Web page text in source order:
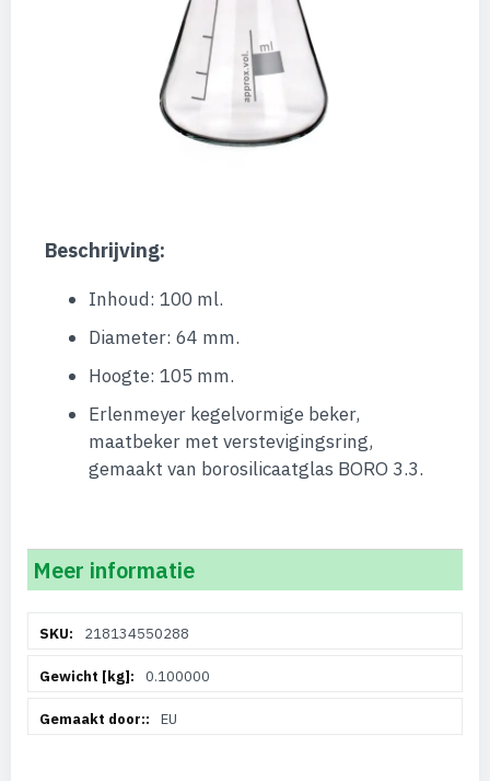
Beschrijving:
Inhoud: 100 ml.
Diameter: 64 mm.
Hoogte: 105 mm.
Erlenmeyer kegelvormige beker,
maatbeker met verstevigingsring,
gemaakt van borosilicaatglas BORO 3.3.
Meer informatie
informatie218134550288
0.100000
EU